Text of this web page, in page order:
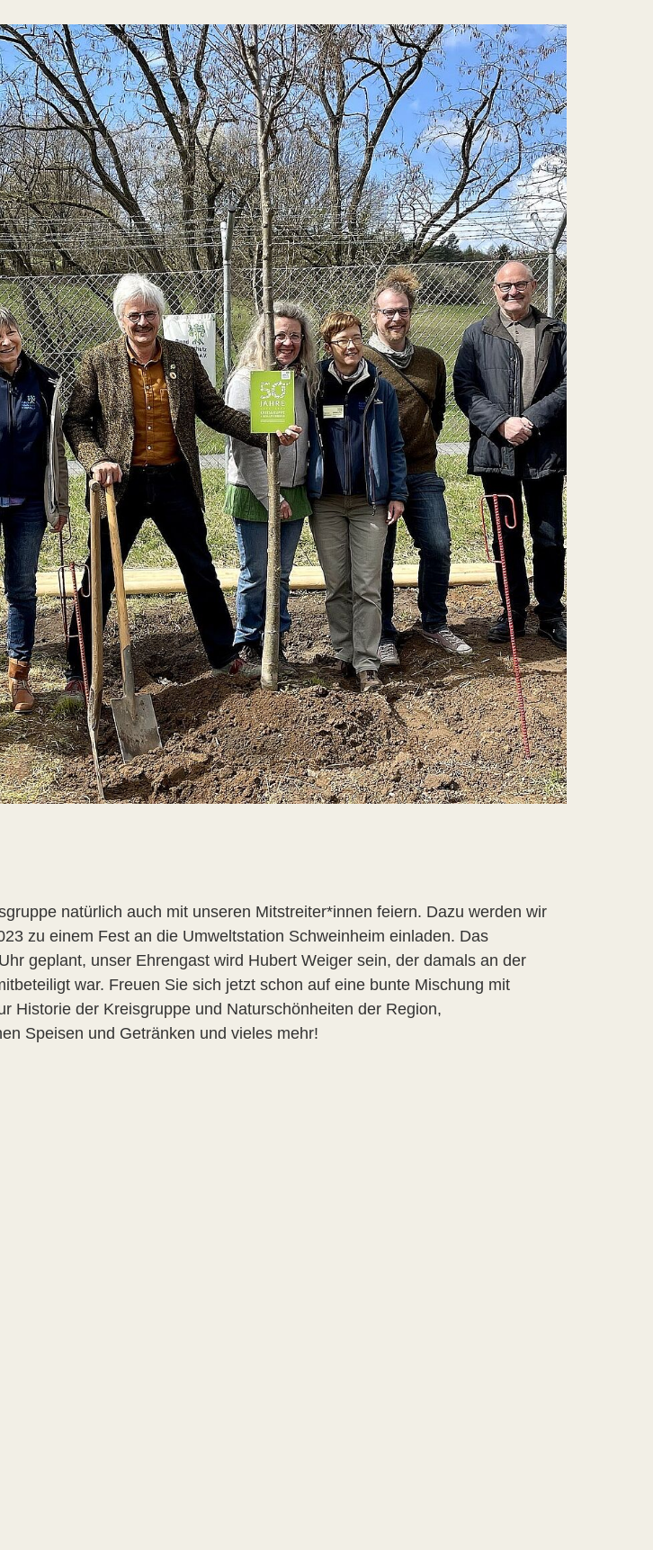
natürlich auch mit unseren Mitstreiter*innen feiern. Dazu werden wir
zu einem Fest an die Umweltstation Schweinheim einladen. Das
geplant, unser Ehrengast wird Hubert Weiger sein, der damals an der
war. Freuen Sie sich jetzt schon auf eine bunte Mischung mit
Historie der Kreisgruppe und Naturschönheiten der Region,
Speisen und Getränken und vieles mehr!